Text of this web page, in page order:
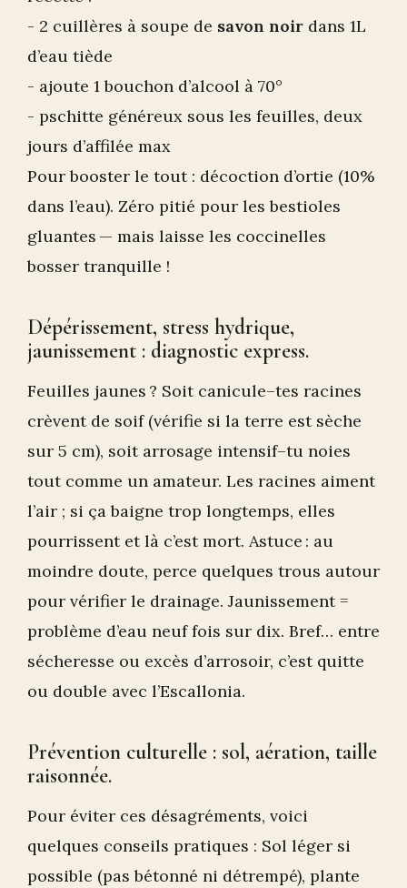
- 2 cuillères à soupe de savon noir dans 1L
d’eau tiède
- ajoute 1 bouchon d’alcool à 70°
- pschitte généreux sous les feuilles, deux
jours d’affilée max
Pour booster le tout : décoction d’ortie (10%
dans l’eau). Zéro pitié pour les bestioles
gluantes — mais laisse les coccinelles
bosser tranquille !
Dépérissement, stress hydrique,
jaunissement : diagnostic express.
Feuilles jaunes ? Soit canicule–tes racines
crèvent de soif (vérifie si la terre est sèche
sur 5 cm), soit arrosage intensif–tu noies
tout comme un amateur. Les racines aiment
l’air ; si ça baigne trop longtemps, elles
pourrissent et là c’est mort. Astuce : au
moindre doute, perce quelques trous autour
pour vérifier le drainage. Jaunissement =
problème d’eau neuf fois sur dix. Bref… entre
sécheresse ou excès d’arrosoir, c’est quitte
ou double avec l’Escallonia.
Prévention culturelle : sol, aération, taille
raisonnée.
Pour éviter ces désagréments, voici
quelques conseils pratiques : Sol léger si
possible (pas bétonné ni détrempé), plante